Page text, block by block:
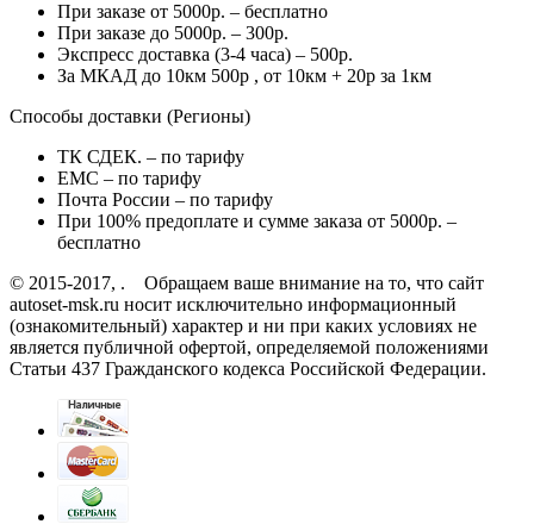
При заказе от 5000р. – бесплатно
При заказе до 5000р. – 300р.
Экспресс доставка (3-4 часа) – 500р.
За МКАД до 10км 500р , от 10км + 20р за 1км
Способы доставки (Регионы)
ТК СДЕК. – по тарифу
EMC – по тарифу
Почта России – по тарифу
При 100% предоплате и сумме заказа от 5000р. –
бесплатно
© 2015-2017, . Обращаем ваше внимание на то, что сайт
autoset-msk.ru носит исключительно информационный
(ознакомительный) характер и ни при каких условиях не
является публичной офертой, определяемой положениями
Статьи 437 Гражданского кодекса Российской Федерации.